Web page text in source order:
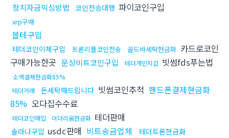
정치자금믹싱방법 코인전송대행 파이코인구입
xrp구매
블테구입
테더코인이체구입 트론리플코인전송 골드바세탁현금화 카드로코인
구매가능한곳 문상비트코인구입 테더개인지갑 빗썸fds푸는법
소액결제현금화85%
테더거래
돈세탁해드립니다 빗썸코인추적 핸드폰결제현금화
85% 오다집수수료
테더코인매입 이더리움현금화 테더판매
솔라나구입 usdc판매 비트송금업체 테더트론현금화